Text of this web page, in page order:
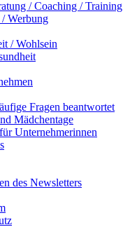
/ Coaching / Training
Werbung
/ Wohlsein
Fragen beantwortet
Mädchentage
Unternehmerinnen
des Newsletters